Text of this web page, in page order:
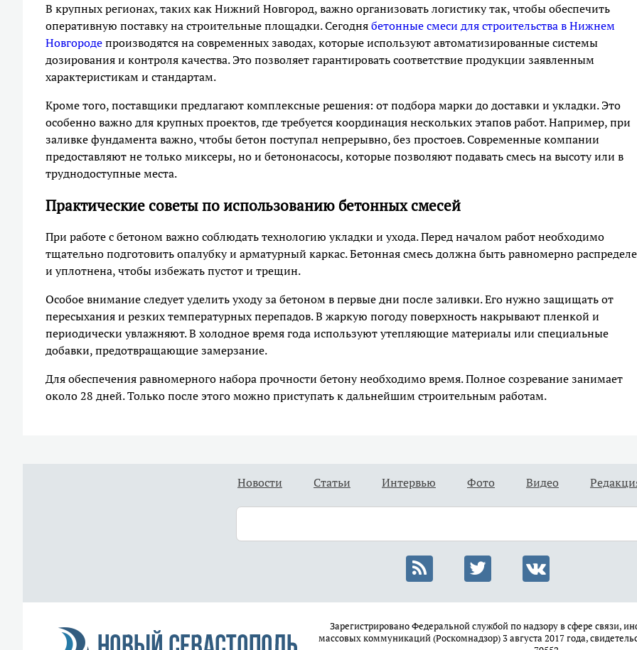
В крупных регионах, таких как Нижний Новгород, важно организовать логистику так, чтобы обеспечить
оперативную поставку на строительные площадки. Сегоднябетонные смеси для строительства в Нижнем
Новгородепроизводятся на современных заводах, которые используют автоматизированные системы
дозирования и контроля качества. Это позволяет гарантировать соответствие продукции заявленным
характеристикам и стандартам.
Кроме того, поставщики предлагают комплексные решения: от подбора марки до доставки и укладки. Это
особенно важно для крупных проектов, где требуется координация нескольких этапов работ. Например, при
заливке фундамента важно, чтобы бетон поступал непрерывно, без простоев. Современные компании
предоставляют не только миксеры, но и бетононасосы, которые позволяют подавать смесь на высоту или в
труднодоступные места.
Практические советы по использованию бетонных смесей
При работе с бетоном важно соблюдать технологию укладки и ухода. Перед началом работ необходимо
тщательно подготовить опалубку и арматурный каркас. Бетонная смесь должна быть равномерно
и уплотнена, чтобы избежать пустот и трещин.
Особое внимание следует уделить уходу за бетоном в первые дни после заливки. Его нужно защищать от
пересыхания и резких температурных перепадов. В жаркую погоду поверхность накрывают пленкой и
периодически увлажняют. В холодное время года используют утепляющие материалы или специальные
добавки, предотвращающие замерзание.
Для обеспечения равномерного набора прочности бетону необходимо время. Полное созревание занимает
около 28 дней. Только после этого можно приступать к дальнейшим строительным работам.
Новости Статьи Интервью Фото Видео
Зарегистрировано Федеральной службой по надзору в сфере связи,
массовых коммуникаций (Роскомнадзор) 3 августа 2017 года,